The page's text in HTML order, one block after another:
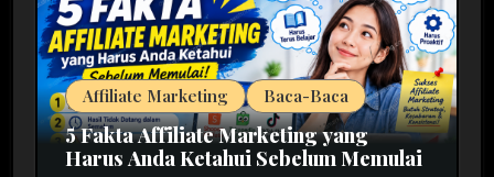
Affiliate Marketing Baca-Baca
5 Fakta Affiliate Marketing yang
Harus Anda Ketahui Sebelum Memulai